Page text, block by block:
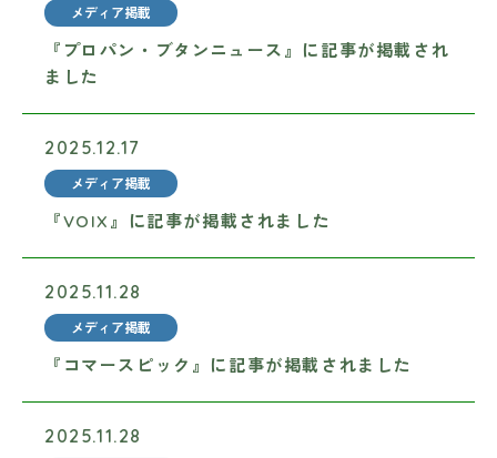
メディア掲載
『プロパン・ブタンニュース』に記事が掲載され
ました
2025.12.17
メディア掲載
『VOIX』に記事が掲載されました
2025.11.28
メディア掲載
『コマースピック』に記事が掲載されました
2025.11.28